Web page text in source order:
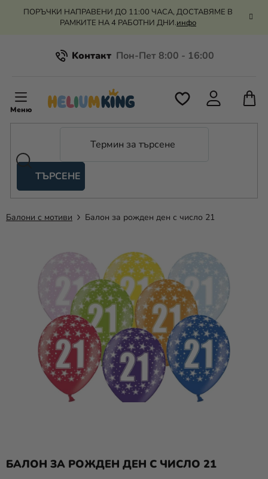
Преминаване
ПОРЪЧКИ НАПРАВЕНИ ДО 11:00 ЧАСА, ДОСТАВЯМЕ В
РАМКИТЕ НА 4 РАБОТНИ ДНИ.инфо
Kонтакт
Всичко за пазаруването
Оценка на магазина
ТЪРСЕНЕ
и
балони
украса и
аксесоари
Костюми
карнавал
Облекло
Балони с мотиви Балон за рожден ден с число 21
БАЛОН ЗА РОЖДЕН ДЕН С ЧИСЛО 21